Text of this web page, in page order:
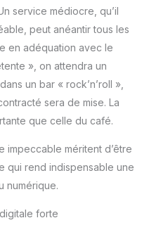
service médiocre, qu’il
peut anéantir tous les
en adéquation avec le
», on attendra un
un bar « rock’n’roll »,
sera de mise. La
que celle du café.
impeccable méritent d’être
qui rend indispensable une
numérique.
forte